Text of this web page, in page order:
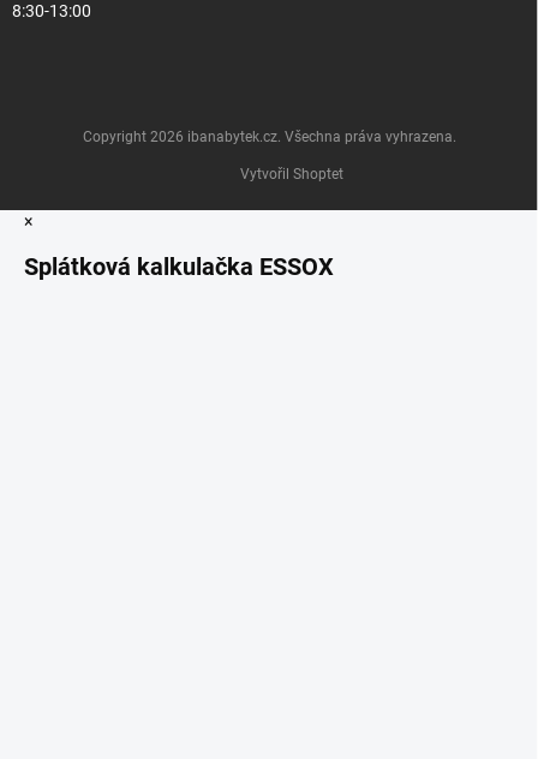
8:30-13:00
Vytvořil Shoptet
Copyright 2026 ibanabytek.cz. Všechna práva vyhrazena.
×
Splátková kalkulačka ESSOX